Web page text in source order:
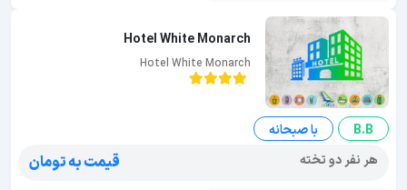
Hotel White Monarch
Hotel White Monarch
B.B
با صبحانه
هر نفر دو تخته
قیمت به تومان